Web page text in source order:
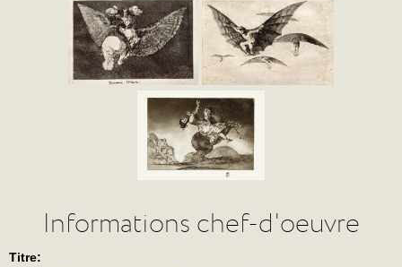
Informations chef-d'oeuvre
Titre: